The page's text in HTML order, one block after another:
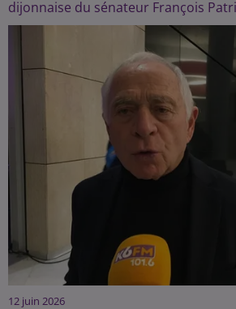
dijonnaise du sénateur François
12 juin 2026